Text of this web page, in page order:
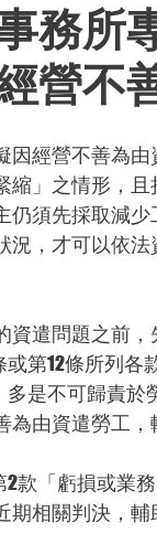
務
營不
因經營不善為
縮」之情形，
仍須先採取減
況，才可以依法
資遣問題之前
或第12條所列
多是不可歸責
為由資遣勞工
2款「虧損或業
期相關判決，輔